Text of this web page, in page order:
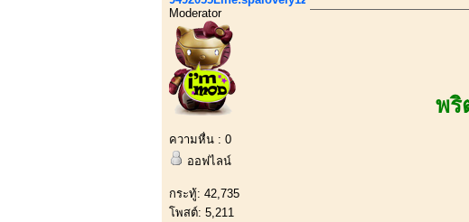
Moderator
ความหื่น : 0
ออฟไลน์
กระทู้: 42,735
โพสต์: 5,211
พริ